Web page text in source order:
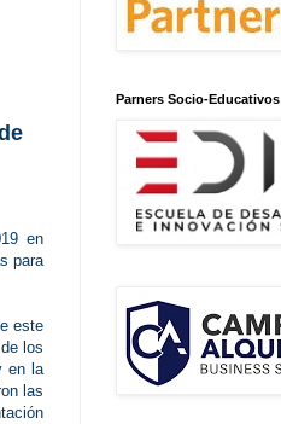
en
para
este
los
en la
las
Parners Socio-Educativos